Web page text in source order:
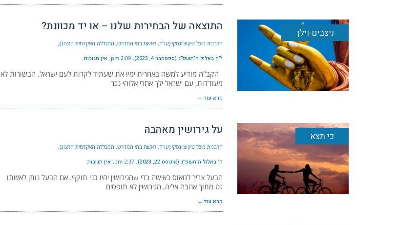
ניצבים-וילך התוצאה של הבחירות שלנו – או יד מכוונת?
הרבנית מיכל טיקוצ'ינסקי (עו"ד, ראשת בתי המדרש, המכללה האקדמית הרצוג)
י״ח באלול ה׳תשפ״ג (ספטמבר 4, 2023) 2:09 pm אין תגובות
הקב"ה מודיע למשה באחרית ימיו את שעתיד לקרות לעם ישראל. הבשורות לא
מעודדות, עם ישראל ילך אחרי אלוהי נכר
קרא עוד ←
כי תצא על גירושין מאהבה
הרבנית מיכל טיקוצ'ינסקי (עו"ד, ראשת בתי המדרש, המכללה האקדמית הרצוג)
ה׳ באלול ה׳תשפ״ג (אוגוסט 22, 2023) 2:37 pm אין תגובות
הבעל צריך למאוס באישה כדי שהגירושין יהיו בני תוקף. אם הבעל נותן לאשתו
גט מתוך אהבה אליה, הגירושין לא תופסים
קרא עוד ←